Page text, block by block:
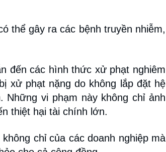
thể gây ra các bệnh truyền nhiễm,
đến các hình thức xử phạt nghiêm
xử phạt nặng do không lắp đặt hệ
vi phạm này không chỉ ảnh
thiệt hại tài chính lớn.
chỉ của các doanh nghiệp mà